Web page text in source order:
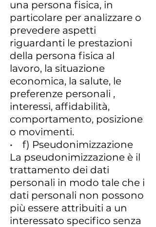
una persona fisica, in
particolare per analizzare o
prevedere aspetti
riguardanti le prestazioni
della persona fisica al
lavoro, la situazione
economica, la salute, le
preferenze personali ,
interessi, affidabilità,
comportamento, posizione
o movimenti.
• f) Pseudonimizzazione
La pseudonimizzazione è il
trattamento dei dati
personali in modo tale che i
dati personali non possono
più essere attribuiti a un
interessato specifico senza